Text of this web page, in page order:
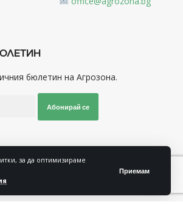
за да оптимизираме
Приемам
бюлетин на Агрозона.
Абонирай се
Последвайте ни